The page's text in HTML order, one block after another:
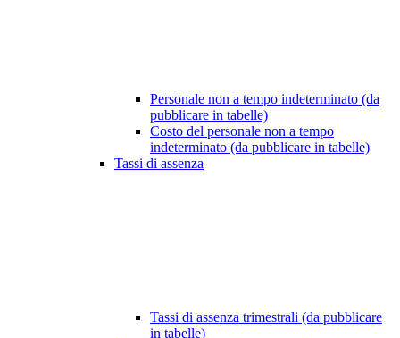
Personale non a tempo indeterminato (da
pubblicare in tabelle)
Costo del personale non a tempo
indeterminato (da pubblicare in tabelle)
Tassi di assenza
Tassi di assenza trimestrali (da pubblicare
in tabelle)